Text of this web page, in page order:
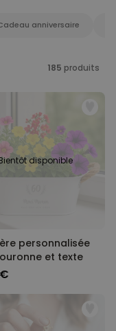
plus de
14.000
exemplaires
avec
-
plus de 4.600
anniversaire
185 produits
disponible
personnalisée
et texte